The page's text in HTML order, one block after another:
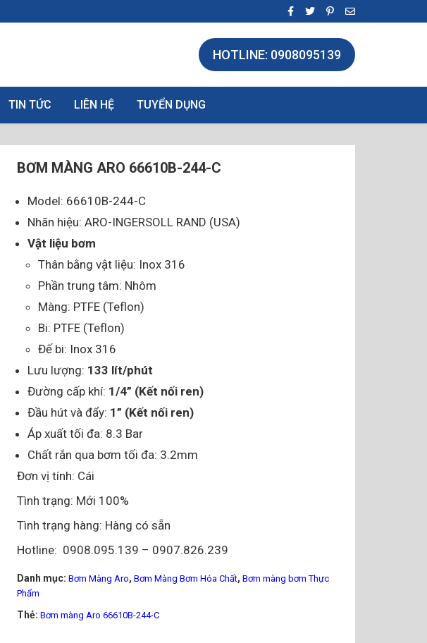
HOTLINE: 0908095139
TIN TỨC LIÊN HỆ TUYỂN DỤNG
BƠM MÀNG ARO 66610B-244-C
Model: 66610B-244-C
Nhãn hiệu: ARO-INGERSOLL RAND (USA)
Vật liệu bơm
Thân bằng vật liệu: Inox 316
Phần trung tâm: Nhôm
Màng: PTFE (Teflon)
Bi: PTFE (Teflon)
Đế bi: Inox 316
Lưu lượng: 133 lít/phút
Đường cấp khí: 1/4” (Kết nối ren)
Đầu hút và đẩy: 1” (Kết nối ren)
Áp xuất tối đa: 8.3 Bar
Chất rắn qua bơm tối đa: 3.2mm
Đơn vị tính: Cái
Tình trạng: Mới 100%
Tình trạng hàng: Hàng có sẵn
Hotline: 0908.095.139 – 0907.826.239
Danh mục: Bơm Màng Aro, Bơm Màng Bơm Hóa Chất, Bơm màng bơm Thực
Phẩm
Thẻ: Bơm màng Aro 66610B-244-C